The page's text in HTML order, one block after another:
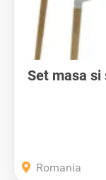
Set masa si
Romania